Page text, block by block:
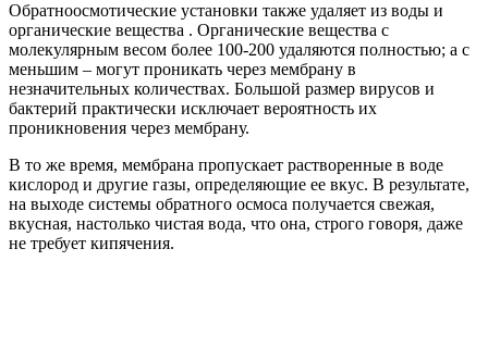
Обратноосмотические установки также удаляет из воды и
органические вещества . Органические вещества с
молекулярным весом более 100-200 удаляются полностью; а с
меньшим – могут проникать через мембрану в
незначительных количествах. Большой размер вирусов и
бактерий практически исключает вероятность их
проникновения через мембрану.
В то же время, мембрана пропускает растворенные в воде
кислород и другие газы, определяющие ее вкус. В результате,
на выходе системы обратного осмоса получается свежая,
вкусная, настолько чистая вода, что она, строго говоря, даже
не требует кипячения.